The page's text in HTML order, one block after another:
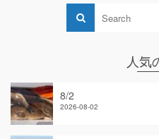
人気
8/2
2026-08-02